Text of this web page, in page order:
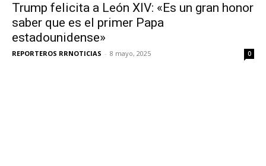
Trump felicita a León XIV: «Es un gran honor
saber que es el primer Papa
estadounidense»
REPORTEROS RRNOTICIAS - 8 mayo, 2025 0